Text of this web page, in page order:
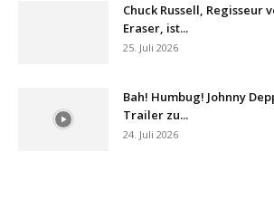
Chuck Russell, Regisseur
Eraser, ist...
25. Juli 2026
Bah! Humbug! Johnny
Trailer zu...
24. Juli 2026